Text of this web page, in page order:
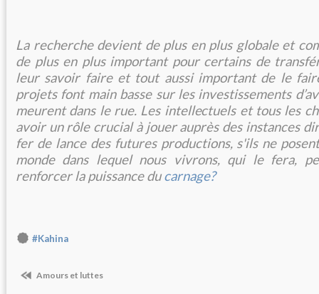
La recherche devient de plus en plus globale et
de plus en plus important pour certains de
leur savoir faire et tout aussi important de le
projets font main basse sur les investissements
meurent dans le rue. Les intellectuels et tous les
avoir un rôle crucial à jouer auprès des instances
fer de lance des futures productions, s'ils ne
monde dans lequel nous vivrons, qui le fera,
renforcer la puissance ducarnage?
#Kahina
Amours et luttes